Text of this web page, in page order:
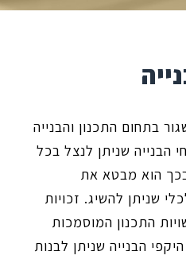
בתחום התכנון והבנייה
הבנייה שניתן לנצל בכל
הוא מבטא את
שניתן להשיג. זכויות
התכנון המוסמכות
הבנייה שניתן לבנות